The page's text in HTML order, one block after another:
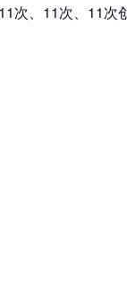
次、11次、11次